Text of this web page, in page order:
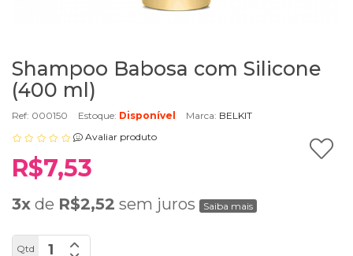
Shampoo Babosa com Silicone
(400 ml)
Ref: 000150 Estoque: Disponível Marca: BELKIT
Avaliar produto
R$7,53
3x de R$2,52 sem juros Saiba mais
Qtd